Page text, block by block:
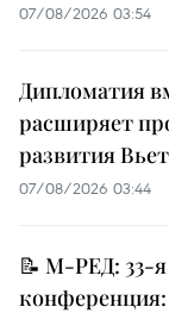
07/08/2026 03:54
Дипломатия
расширяет
развития
07/08/2026 03:44
📝 М-РЕД: 33-